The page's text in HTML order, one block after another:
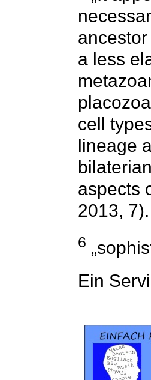
a less
cell
lineage
aspects
2013, 7).
6
Ein